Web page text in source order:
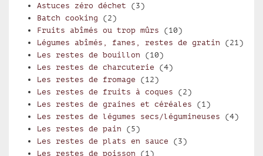
Astuces zéro déchet (3)
Batch cooking (2)
Fruits abîmés ou trop mûrs (10)
Légumes abîmés, fanes, restes de gratin (21)
Les restes de bouillon (10)
Les restes de charcuterie (4)
Les restes de fromage (12)
Les restes de fruits à coques (2)
Les restes de graines et céréales (1)
Les restes de légumes secs/légumineuses (4)
Les restes de pain (5)
Les restes de plats en sauce (3)
Les restes de poisson (1)